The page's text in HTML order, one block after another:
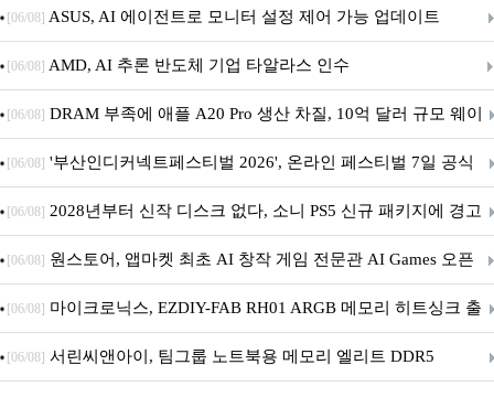
아의 용사’ 재개최 및 풍성한 기념 이벤트 실시!
[06/08] ASUS, AI 에이전트로 모니터 설정 제어 가능 업데이트
[06/08] AMD, AI 추론 반도체 기업 타알라스 인수
[06/08] DRAM 부족에 애플 A20 Pro 생산 차질, 10억 달러 규모 웨이
퍼 대기
[06/08] '부산인디커넥트페스티벌 2026', 온라인 페스티벌 7일 공식
개막... 22일간 진행
[06/08] 2028년부터 신작 디스크 없다, 소니 PS5 신규 패키지에 경고
문 추가
[06/08] 원스토어, 앱마켓 최초 AI 창작 게임 전문관 AI Games 오픈
[06/08] 마이크로닉스, EZDIY-FAB RH01 ARGB 메모리 히트싱크 출
시
[06/08] 서린씨앤아이, 팀그룹 노트북용 메모리 엘리트 DDR5